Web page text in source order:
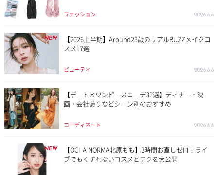
ファッション 2026.8.8
NEW
【2026上半期】Around25歳のリアルBUZZメイクコ
スメ17選
ビューティ 2026.8.8
【デート×ワンピースコーデ32選】ディナー・映
画・会社帰りなどシーン別のおすすめ
コーディネート 2026.8.8
NEW
【OCHA NORMA北原もも】3時間お直しゼロ！ライ
ブでもくずれないコスメとテクを大公開